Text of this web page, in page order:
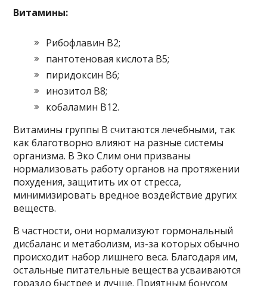
Витамины:
Рибофлавин В2;
пантотеновая кислота В5;
пиридоксин В6;
инозитол В8;
кобаламин В12.
Витамины группы В считаются лечебными, так
как благотворно влияют на разные системы
организма. В Эко Слим они призваны
нормализовать работу органов на протяжении
похудения, защитить их от стресса,
минимизировать вредное воздействие других
веществ.
В частности, они нормализуют гормональный
дисбаланс и метаболизм, из-за которых обычно
происходит набор лишнего веса. Благодаря им,
остальные питательные вещества усваиваются
гораздо быстрее и лучше. Приятным бонусом